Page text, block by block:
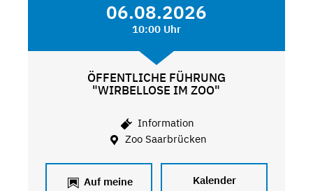
06.08.2026
10:00 Uhr
ÖFFENTLICHE FÜHRUNG
"WIRBELLOSE IM ZOO"
Information
Zoo Saarbrücken
Auf meine
Kalender